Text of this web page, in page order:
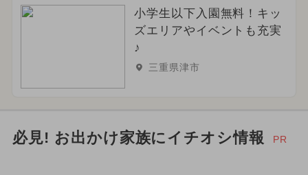
小学生以下入園無料！キッ
ズエリアやイベントも充実
♪
三重県津市
必見! お出かけ家族にイチオシ情報 PR